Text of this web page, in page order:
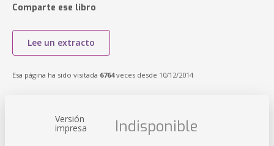
Comparte ese libro
Lee un extracto
Esa página ha sido visitada 6764veces desde 10/12/2014
Versión
impresa Indisponible